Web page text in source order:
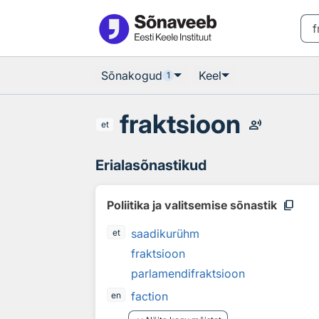
Sõnakogud 1 Keel
et fraktsioon record_voice_over
Erialasõnastikud
Poliitika ja valitsemise sõnastik content_copy
et
saadikurühm
fraktsioon
parlamendifraktsioon
en
faction